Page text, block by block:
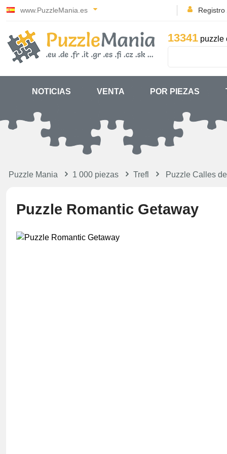
www.PuzzleMania.es Registro
13341 puzzle
NOTICIAS VENTA POR PIEZAS
Puzzle Mania 1 000 piezas Trefl Puzzle Calles
Puzzle Romantic Getaway